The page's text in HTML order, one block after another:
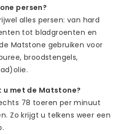
persen?
alles persen: van hard
tot bladgroenten en
Matstone gebruiken voor
broodstengels,
met de Matstone?
78 toeren per minuut
Zo krijgt u telkens weer een